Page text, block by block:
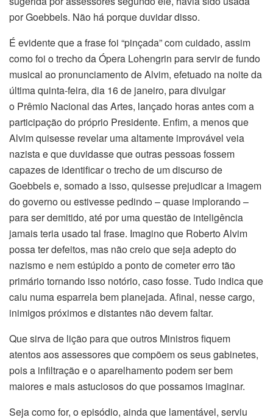
por Goebbels. Não há porque duvidar disso.
É evidente que a frase foi “pinçada” com cuidado, assim
como foi o trecho da Ópera Lohengrin para servir de fundo
musical ao pronunciamento de Alvim, efetuado na noite da
última quinta-feira, dia 16 de janeiro, para divulgar
o Prêmio Nacional das Artes, lançado horas antes com a
participação do próprio Presidente. Enfim, a menos que
Alvim quisesse revelar uma altamente improvável veia
nazista e que duvidasse que outras pessoas fossem
capazes de identificar o trecho de um discurso de
Goebbels e, somado a isso, quisesse prejudicar a imagem
do governo ou estivesse pedindo – quase implorando –
para ser demitido, até por uma questão de inteligência
jamais teria usado tal frase. Imagino que Roberto Alvim
possa ter defeitos, mas não creio que seja adepto do
nazismo e nem estúpido a ponto de cometer erro tão
primário tornando isso notório, caso fosse. Tudo indica que
caiu numa esparrela bem planejada. Afinal, nesse cargo,
inimigos próximos e distantes não devem faltar.
Que sirva de lição para que outros Ministros fiquem
atentos aos assessores que compõem os seus gabinetes,
pois a infiltração e o aparelhamento podem ser bem
maiores e mais astuciosos do que possamos imaginar.
Seja como for, o episódio, ainda que lamentável, serviu